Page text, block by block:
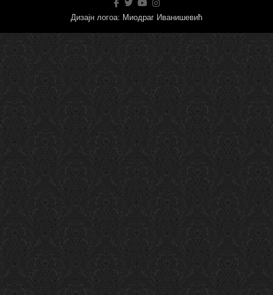
Дизајн логоа: Миодраг Иванишевић